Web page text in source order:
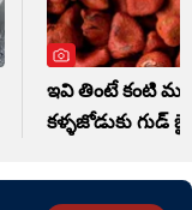
ఇవి తింటే కంటి
కళ్ళజోడుకు గుడ్ బై